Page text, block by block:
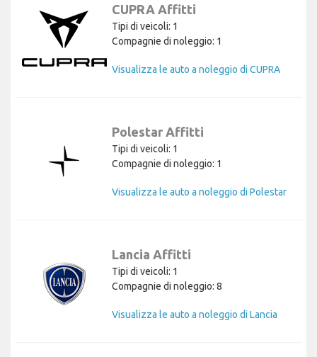
CUPRA Affitti
Tipi di veicoli: 1
Compagnie di noleggio: 1
Visualizza le auto a noleggio di CUPRA
Polestar Affitti
Tipi di veicoli: 1
Compagnie di noleggio: 1
Visualizza le auto a noleggio di Polestar
Lancia Affitti
Tipi di veicoli: 1
Compagnie di noleggio: 8
Visualizza le auto a noleggio di Lancia